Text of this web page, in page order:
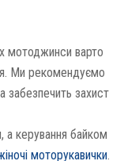
мотоджинси варто
Ми рекомендуємо
забезпечить захист
а керування байком
моторукавички.